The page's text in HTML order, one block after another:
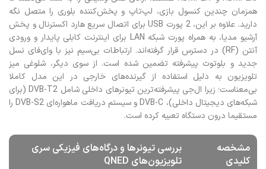
همزمان چندین کنسول بازی، لپ‌تاپ و پخش‌کننده بلوری را متصل نگه
دارید. علاوه بر این، 2 پورت USB برای اتصال سریع هارد اکسترنال و پخش
آرشیو مدیا، به همراه پورت شبکه LAN برای اینترنت کابلی پایدار و ورودی
آنتن (RF) در دسترس قرار گرفته‌اند. ارتباطات بی‌سیم نیز با وای‌فای نسل
جدید و بلوتوث پیشرفته تضمین شده است. از سوی دیگر، شلوغی میز
تلویزیون به دلیل استفاده از گیرنده‌های خارجی در این مدل کاملا
بی‌معناست؛ زیرا ال‌جی پیشرفته‌ترین تیونرهای داخلی شامل DVB-T2 (برای
شبکه‌های دیجیتال داخلی)، DVB-C و سیستم دریافت ماهواره‌ای DVB-S2 را
مستقیما درون دستگاه تعبیه کرده است.
مشخصه
کلیدی
بررسی تیونرها و درگاه‌های فیزیکی سری
تلویزیون‌های QNED